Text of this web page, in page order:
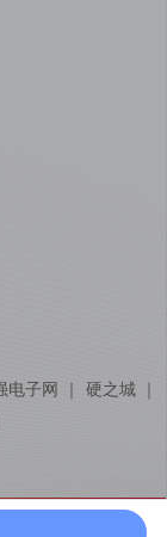
电子网 硬之城